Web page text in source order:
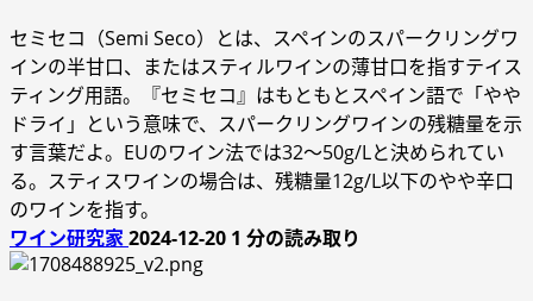
セミセコ（Semi Seco）とは、スペインのスパークリングワ
インの半甘口、またはスティルワインの薄甘口を指すテイス
ティング用語。『セミセコ』はもともとスペイン語で「やや
ドライ」という意味で、スパークリングワインの残糖量を示
す言葉だよ。EUのワイン法では32～50g/Lと決められてい
る。スティスワインの場合は、残糖量12g/L以下のやや辛口
のワインを指す。
ワイン研究家2024-12-20 1 分の読み取り